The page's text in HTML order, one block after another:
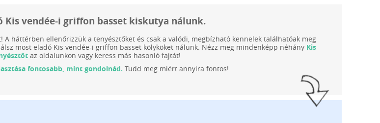
Kis vendée-i griffon basset kiskutya nálunk.
A háttérben ellenőrizzük a tenyésztőket és csak a valódi, megbízható kennelek találhatóak meg
most eladó Kis vendée-i griffon basset kölyköket nálunk. Nézz meg mindenképp néhány Kis
az oldalunkon vagy keress más hasonló fajtát!
fontosabb, mint gondolnád. Tudd meg miért annyira fontos!